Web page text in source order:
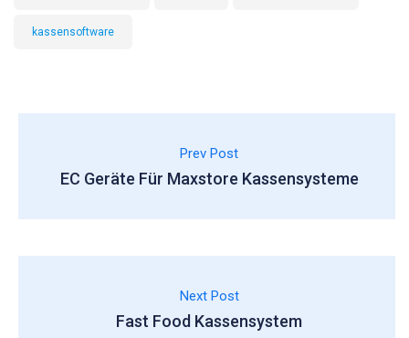
kassensoftware
Prev Post
EC Geräte Für Maxstore Kassensysteme
Next Post
Fast Food Kassensystem